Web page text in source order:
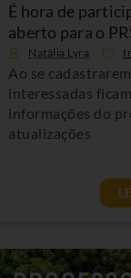
É hora de
aberto para o
Natália Lyra
Ao se
interessadas
informações do
atualizações